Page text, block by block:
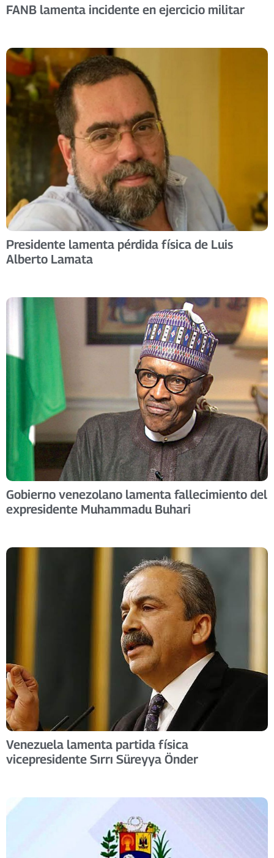
FANB lamenta incidente en ejercicio militar
Presidente lamenta pérdida física de Luis
Alberto Lamata
Gobierno venezolano lamenta fallecimiento del
expresidente Muhammadu Buhari
Venezuela lamenta partida física
vicepresidente Sırrı Süreyya Önder